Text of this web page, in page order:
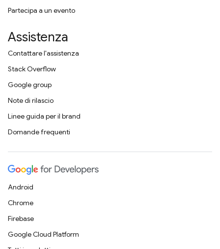
Partecipa a un evento
Assistenza
Contattare l'assistenza
Stack Overflow
Google group
Note di rilascio
Linee guida per il brand
Domande frequenti
Android
Chrome
Firebase
Google Cloud Platform